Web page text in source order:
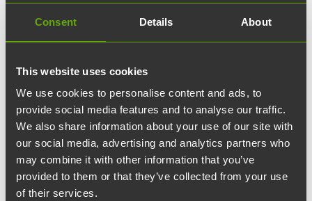
Consent Details About
This website uses cookies
We use cookies to personalise content and ads, to
provide social media features and to analyse our traffic.
We also share information about your use of our site with
our social media, advertising and analytics partners who
may combine it with other information that you’ve
provided to them or that they’ve collected from your use
of their services.
Lisäpalveluna tarjolla:
✓ Lukolliset säilytyslokerot
✓ Lisätunnit neuvotteluhuoneisiin
✓ Kokoustarjoilut